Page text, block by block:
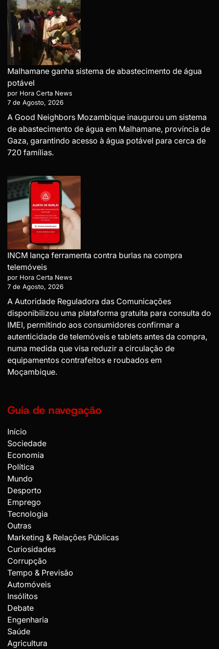
Malhamane ganha sistema de abastecimento de água
potável
por Hora Certa News
7 de Agosto, 2026
A Good Neighbors Mozambique inaugurou um sistema
de abastecimento de água em Malhamane, província de
Gaza, garantindo acesso à água potável para cerca de
720 famílias.
INCM lança ferramenta contra burlas na compra
telemóveis
por Hora Certa News
7 de Agosto, 2026
A Autoridade Reguladora das Comunicações
disponibilizou uma plataforma gratuita para consulta do
IMEI, permitindo aos consumidores confirmar a
autenticidade de telemóveis e tablets antes da compra,
numa medida que visa reduzir a circulação de
equipamentos contrafeitos e roubados em
Moçambique.
Guia de navegação
Início
Sociedade
Economia
Política
Mundo
Desporto
Emprego
Tecnologia
Outras
Marketing & Relações Públicas
Curiosidades
Corrupção
Tempo & Previsão
Automóveis
Insólitos
Debate
Engenharia
Saúde
Agricultura